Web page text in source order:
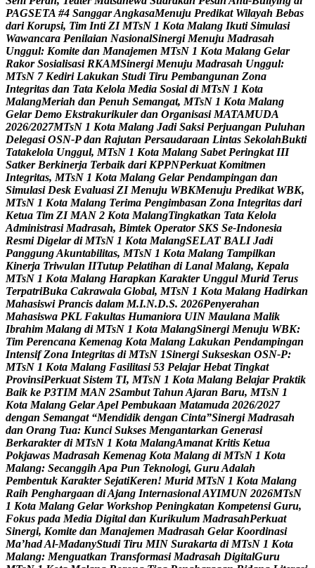
PAGSETA #4 SanggarAngkasaMenuju Predikat Wilayah Bebas
dari Korupsi, Tim Inti ZI MTsN 1 Kota Malang Ikuti Simulasi
Wawancara Penilaian NasionalSinergi Menuju Madrasah
Unggul: Komite dan Manajemen MTsN 1 Kota Malang Gelar
Rakor Sosialisasi RKAMSinergi Menuju Madrasah Unggul:
MTsN 7 Kediri Lakukan Studi Tiru Pembangunan Zona
Integritas dan Tata Kelola Media Sosial di MTsN 1 Kota
MalangMeriah dan Penuh Semangat, MTsN 1 Kota Malang
Gelar Demo Ekstrakurikuler dan Organisasi MATAMUDA
2026/2027MTsN 1 Kota Malang Jadi Saksi Perjuangan Puluhan
Delegasi OSN-P dan Rajutan Persaudaraan Lintas SekolahBukti
Tatakelola Unggul, MTsN 1 Kota Malang Sabet Peringkat III
Satker Berkinerja Terbaik dari KPPNPerkuat Komitmen
Integritas, MTsN 1 Kota Malang Gelar Pendampingan dan
Simulasi Desk Evaluasi ZI Menuju WBKMenuju Predikat WBK,
MTsN 1 Kota Malang Terima Pengimbasan Zona Integritas dari
Ketua Tim ZI MAN 2 Kota MalangTingkatkan Tata Kelola
Administrasi Madrasah, Bimtek Operator SKS Se-Indonesia
Resmi Digelar di MTsN 1 Kota MalangSELAT BALI Jadi
PanggungAkuntabilitas, MTsN 1 Kota Malang Tampilkan
Kinerja Triwulan IITutup Pelatihan di Lanal Malang, Kepala
MTsN 1 Kota Malang Harapkan Karakter Unggul Murid Terus
TerpatriBuka Cakrawala Global, MTsN 1 Kota Malang Hadirkan
Mahasiswi Prancis dalam M.I.N.D.S. 2026Penyerahan
Mahasiswa PKL Fakultas Humaniora UIN Maulana Malik
Ibrahim Malang di MTsN 1 Kota MalangSinergi Menuju WBK:
Tim Perencana Kemenag Kota Malang Lakukan Pendampingan
Intensif Zona Integritas di MTsN 1Sinergi Sukseskan OSN-P:
MTsN 1 Kota Malang Fasilitasi 53 Pelajar Hebat Tingkat
ProvinsiPerkuat Sistem TI, MTsN 1 Kota Malang Belajar Praktik
Baik ke P3TIM MAN 2Sambut Tahun Ajaran Baru, MTsN 1
Kota Malang GelarApel Pembukaan Matamuda 2026/2027
dengan Semangat “Mendidik dengan Cinta”Sinergi Madrasah
dan Orang Tua: Kunci Sukses Mengantarkan Generasi
Berkarakter di MTsN 1 Kota MalangAmanat Kritis Ketua
Pokjawas Madrasah Kemenag Kota Malang di MTsN 1 Kota
Malang: Secanggih Apa Pun Teknologi, GuruAdalah
Pembentuk Karakter SejatiKeren! Murid MTsN 1 Kota Malang
Raih Penghargaan diAjang InternasionalAYIMUN 2026MTsN
1 Kota Malang Gelar Workshop Peningkatan Kompetensi Guru,
Fokus pada Media Digital dan Kurikulum MadrasahPerkuat
Sinergi, Komite dan Manajemen Madrasah Gelar Koordinasi
Ma’hadAl-MadanyStudi Tiru MIN Surakarta di MTsN 1 Kota
Malang: Menguatkan Transformasi Madrasah DigitalGuru